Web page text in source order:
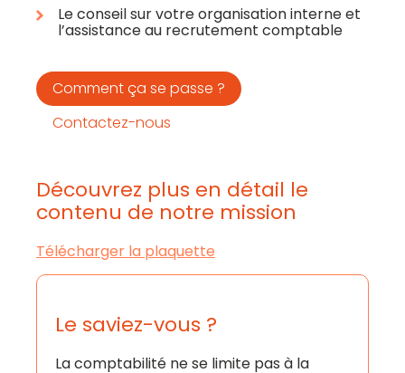
Le conseil sur votre organisation interne et
l’assistance au recrutement comptable
Comment ça se passe ?
Contactez-nous
Découvrez plus en détail le
contenu de notre mission
Télécharger la plaquette
Le saviez-vous ?
La comptabilité ne se limite pas à la